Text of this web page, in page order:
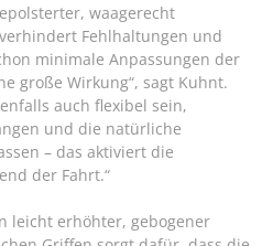
waagerecht
Fehlhaltungen und
minimale Anpassungen der
große Wirkung“, sagt Kuhnt.
auch flexibel sein,
und die natürliche
– das aktiviert die
der Fahrt.“
leicht erhöhter, gebogener